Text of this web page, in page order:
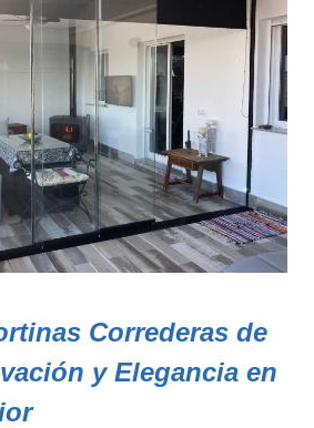
Correderas de
y Elegancia en